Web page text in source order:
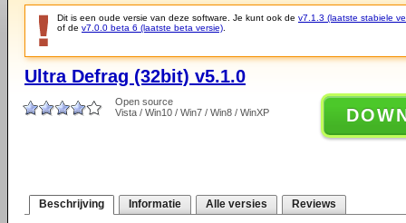
Dit is een oude versie van deze software. Je kunt ook de v7.1.3 (laatste stabiele
of de v7.0.0 beta 6 (laatste beta versie)
Ultra Defrag (32bit) v5.1.0
Open source
Vista / Win10 / Win7 / Win8 / WinXP
Beschrijving Informatie Alle versies Reviews